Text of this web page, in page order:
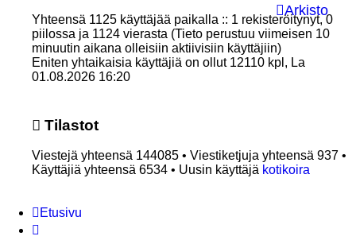
Arkisto
Yhteensä 1125 käyttäjää paikalla :: 1 rekisteröitynyt, 0
piilossa ja 1124 vierasta (Tieto perustuu viimeisen 10
minuutin aikana olleisiin aktiivisiin käyttäjiin)
Eniten yhtaikaisia käyttäjiä on ollut 12110 kpl, La
01.08.2026 16:20
Tilastot
Viestejä yhteensä 144085 • Viestiketjuja yhteensä 937 •
Käyttäjiä yhteensä 6534 • Uusin käyttäjä kotikoira
Etusivu